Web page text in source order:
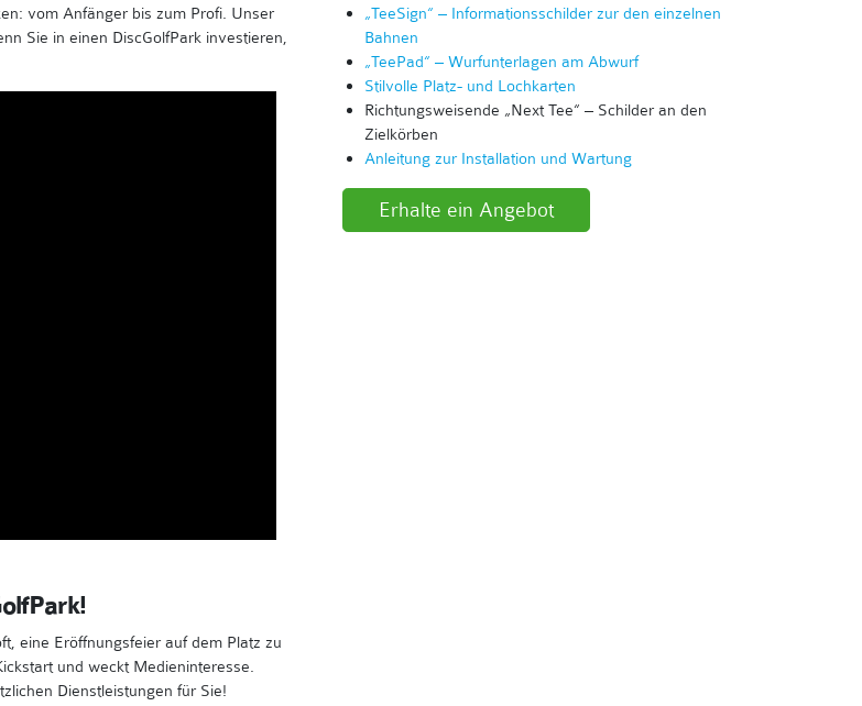
vom Anfänger bis zum Profi. Unser
Sie in einen DiscGolfPark investieren,
eine Eröffnungsfeier auf dem Platz zu
und weckt Medieninteresse.
Dienstleistungen für Sie!
„TeeSign“ – Informationsschilder zur den einzelnen
Bahnen
„TeePad“ – Wurfunterlagen am Abwurf
Stilvolle Platz- und Lochkarten
Richtungsweisende „Next Tee“ – Schilder an den
Zielkörben
Anleitung zur Installation und Wartung
Erhalte ein Angebot